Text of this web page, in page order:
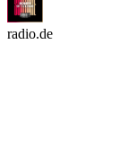
radio.de